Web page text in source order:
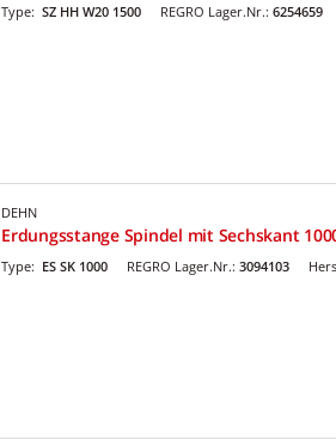
REGRO Lager.Nr.: 6254659
Type: SZ HH W20 1500
DEHN
Erdungsstange Spindel mit Sechskant
REGRO Lager.Nr.: 3094103
Type: ES SK 1000